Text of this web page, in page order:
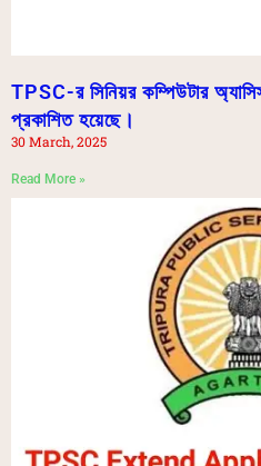
TPSC-র সিনিয়র কম্পিউটার
প্রকাশিত হয়েছে।
30 March, 2025
Read More »